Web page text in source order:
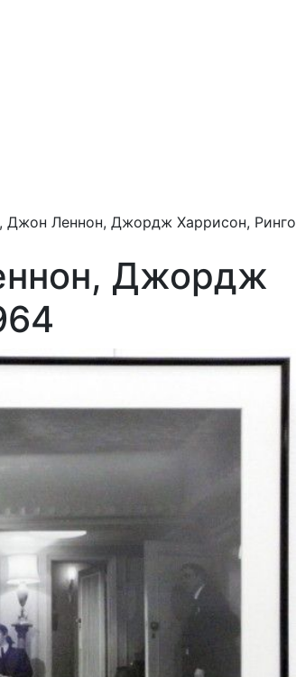
Джон Леннон, Джордж Харрисон, Ринго
Джордж